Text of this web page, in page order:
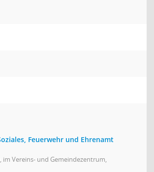
Feuerwehr und Ehrenamt
im Vereins- und Gemeindezentrum,